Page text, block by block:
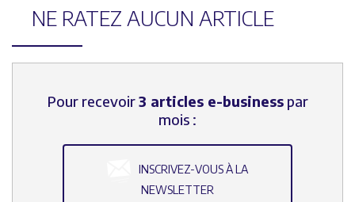
NE RATEZ AUCUN ARTICLE
Pour recevoir3 articles e-businesspar
mois :
INSCRIVEZ-VOUS À LA
NEWSLETTER